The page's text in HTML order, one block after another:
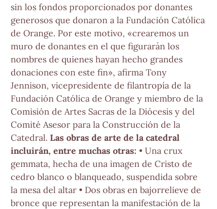
sin los fondos proporcionados por donantes
generosos que donaron a la Fundación Católica
de Orange. Por este motivo, «crearemos un
muro de donantes en el que figurarán los
nombres de quienes hayan hecho grandes
donaciones con este fin», afirma Tony
Jennison, vicepresidente de filantropía de la
Fundación Católica de Orange y miembro de la
Comisión de Artes Sacras de la Diócesis y del
Comité Asesor para la Construcción de la
Catedral. Las obras de arte de la catedral
incluirán, entre muchas otras: • Una crux
gemmata, hecha de una imagen de Cristo de
cedro blanco o blanqueado, suspendida sobre
la mesa del altar • Dos obras en bajorrelieve de
bronce que representan la manifestación de la